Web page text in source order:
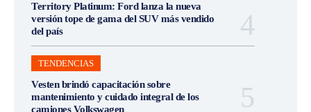
Territory Platinum: Ford lanza la nueva
versión tope de gama del SUV más vendido
del país
TENDENCIAS
Vesten brindó capacitación sobre
mantenimiento y cuidado integral de los
camiones Volkswagen